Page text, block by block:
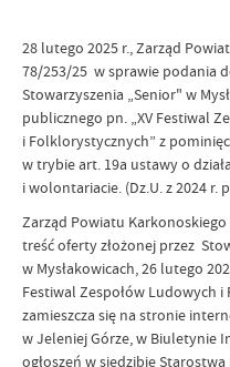
28 lutego 2025 r., Zarząd
78/253/25 w sprawie podania
Stowarzyszenia „Senior" w
publicznego pn. „XV Festiwal
i Folklorystycznych” z
w trybie art. 19a ustawy o
i wolontariacie. (Dz.U. z 2024 r.
Zarząd Powiatu
treść oferty złożonej przez
w Mysłakowicach, 26 lutego
Festiwal Zespołów Ludowych
zamieszcza się na stronie
w Jeleniej Górze, w Biuletynie
ogłoszeń w siedzibie